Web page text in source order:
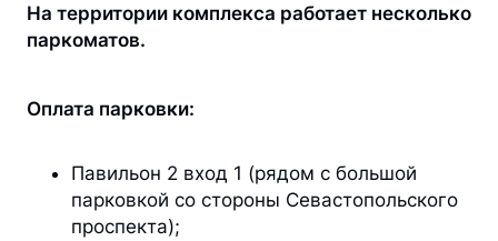
На территории комплекса работает несколько
паркоматов.
Оплата парковки:
Павильон 2 вход 1 (рядом с большой
парковкой со стороны Севастопольского
проспекта);